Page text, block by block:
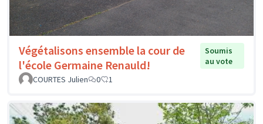
Végétalisons ensemble la cour de
l'école Germaine Renauld!
Soumis
au vote
COURTES Julien
0 1